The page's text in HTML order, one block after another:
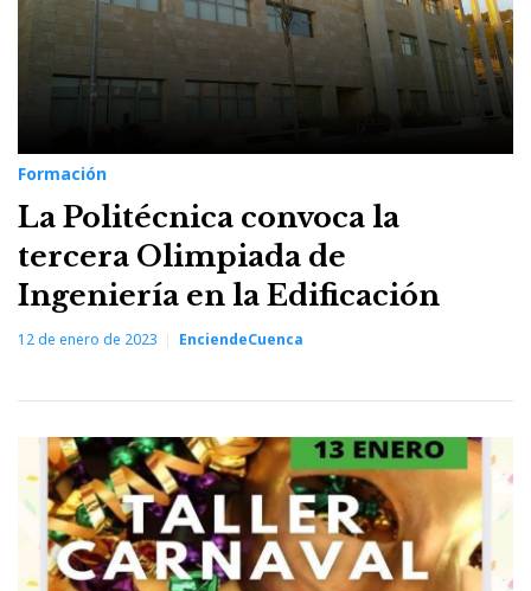
Formación
La Politécnica convoca la
tercera Olimpiada de
Ingeniería en la Edificación
12 de enero de 2023 EnciendeCuenca